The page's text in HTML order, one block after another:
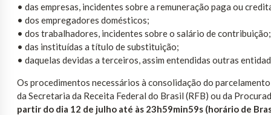
• das empresas, incidentes sobre a remuneração paga ou
• dos empregadores domésticos;
• dos trabalhadores, incidentes sobre o salário de contribuição;
• das instituídas a título de substituição;
• daquelas devidas a terceiros, assim entendidas outras
Os procedimentos necessários à consolidação do
da Secretaria da Receita Federal do Brasil (RFB) ou da
partir do dia 12 de julho até às 23h59min59s (horário de